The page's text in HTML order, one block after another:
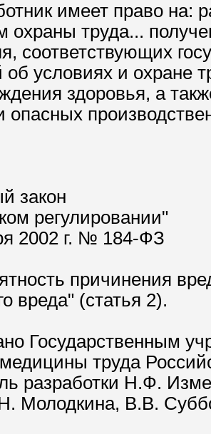
имеет право на:
охраны труда...
соответствующих
об условиях и
здоровья, а
опасных
закон
регулировании"
2002 г. № 184-ФЗ
причинения
вреда" (статья 2).
Государственным
труда
разработки Н.Ф.
Молодкина, В.В.